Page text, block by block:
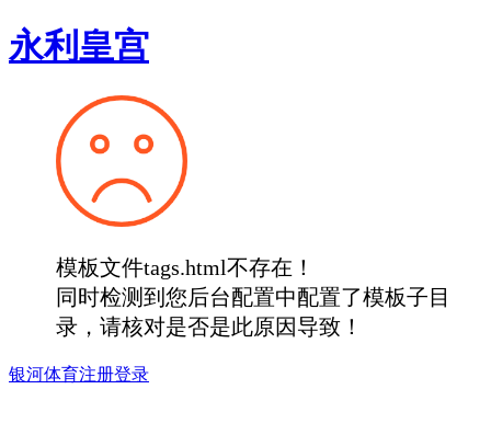
永利皇宫
模板文件tags.html不存在！
同时检测到您后台配置中配置了模板子目
录，请核对是否是此原因导致！
银河体育注册登录